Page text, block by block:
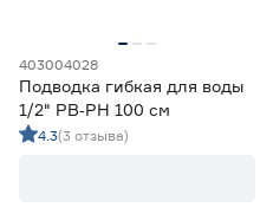
403004028
Подводка гибкая для воды
1/2" РВ‑РН 100 см
4.3(3 отзыва)